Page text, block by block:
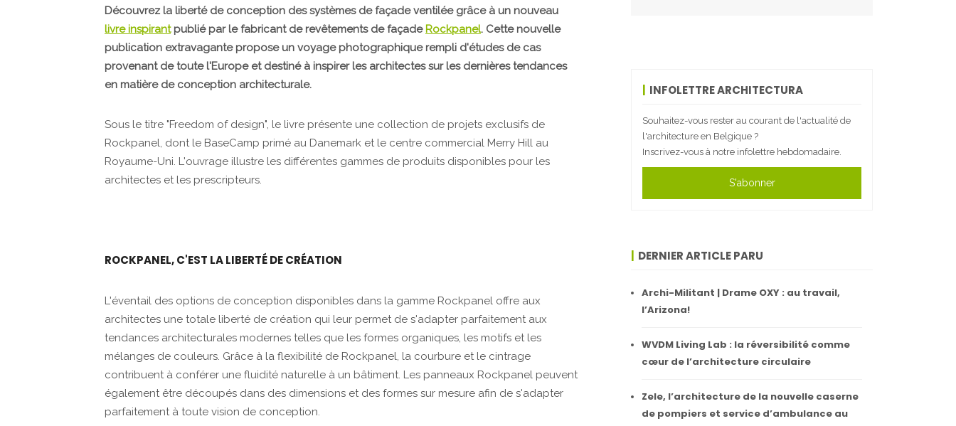
Découvrez la liberté de conception des systèmes de façade ventilée grâce à un nouveau
livre inspirantpublié par le fabricant de revêtements de façade Rockpanel. Cette nouvelle
publication extravagante propose un voyage photographique rempli d'études de cas
provenant de toute l'Europe et destiné à inspirer les architectes sur les dernières tendances
en matière de conception architecturale.
Sous le titre "Freedom of design", le livre présente une collection de projets exclusifs de
Rockpanel, dont le BaseCamp primé au Danemark et le centre commercial Merry Hill au
Royaume-Uni. L'ouvrage illustre les différentes gammes de produits disponibles pour les
architectes et les prescripteurs.
ROCKPANEL, C'EST LA LIBERTÉ DE CRÉATION
L'éventail des options de conception disponibles dans la gamme Rockpanel offre aux
architectes une totale liberté de création qui leur permet de s'adapter parfaitement aux
tendances architecturales modernes telles que les formes organiques, les motifs et les
mélanges de couleurs. Grâce à la flexibilité de Rockpanel, la courbure et le cintrage
contribuent à conférer une fluidité naturelle à un bâtiment. Les panneaux Rockpanel peuvent
également être découpés dans des dimensions et des formes sur mesure afin de s'adapter
parfaitement à toute vision de conception.
INFOLETTRE ARCHITECTURA
Souhaitez-vous rester au courant de l'actualité de
l'architecture en Belgique ?
Inscrivez-vous à notre infolettre hebdomadaire.
S'abonner
DERNIER ARTICLE PARU
Archi-Militant | Drame OXY : au travail,
l’Arizona!
WVDM Living Lab : la réversibilité comme
cœur de l’architecture circulaire
Zele, l’architecture de la nouvelle caserne
de pompiers et service d’ambulance au